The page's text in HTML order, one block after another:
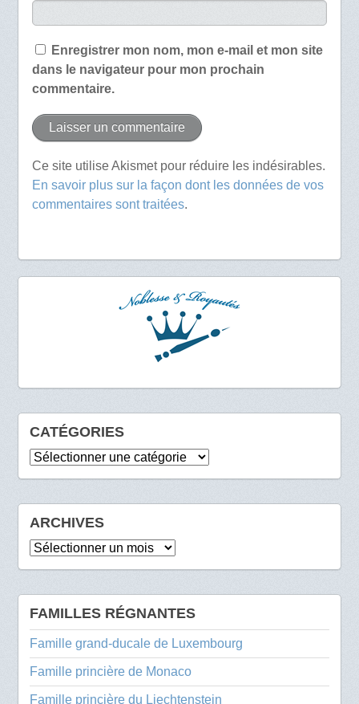
Enregistrer mon nom, mon e-mail et mon site
dans le navigateur pour mon prochain
commentaire.
Ce site utilise Akismet pour réduire les indésirables.
En savoir plus sur la façon dont les données de vos
commentaires sont traitées.
CATÉGORIES
Catégories
ARCHIVES
Archives
FAMILLES RÉGNANTES
Famille grand-ducale de Luxembourg
Famille princière de Monaco
Famille princière du Liechtenstein